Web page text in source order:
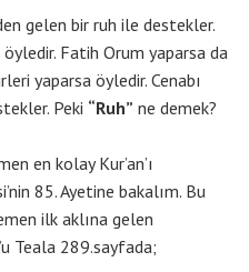
gelen bir ruh ile destekler.
öyledir. Fatih Orum yaparsa da
yaparsa öyledir. Cenabı
Peki “Ruh” ne demek?
en kolay Kur’an’ı
85. Ayetine bakalım. Bu
ilk aklına gelen
Teala 289.sayfada;